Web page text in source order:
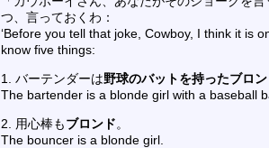
つ、言っておくわ：
‘Before you tell that joke, Cowboy, I think it is
know five things:
1. バーテンダーは野球のバットを持ったブロン
The bartender is a blonde girl with a baseball
2. 用心棒もブロンド。
The bouncer is a blonde girl.